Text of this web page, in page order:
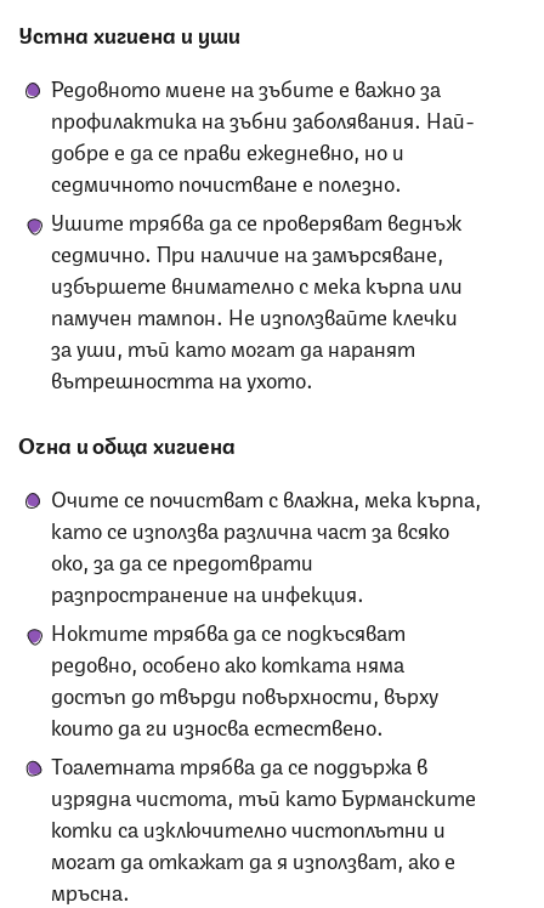
Устна хигиена и уши
Редовното миене на зъбите е важно за
профилактика на зъбни заболявания. Най-
добре е да се прави ежедневно, но и
седмичното почистване е полезно.
Ушите трябва да се проверяват веднъж
седмично. При наличие на замърсяване,
избършете внимателно с мека кърпа или
памучен тампон. Не използвайте клечки
за уши, тъй като могат да наранят
вътрешността на ухото.
Очна и обща хигиена
Очите се почистват с влажна, мека кърпа,
като се използва различна част за всяко
око, за да се предотврати
разпространение на инфекция.
Ноктите трябва да се подкъсяват
редовно, особено ако котката няма
достъп до твърди повърхности, върху
които да ги износва естествено.
Тоалетната трябва да се поддържа в
изрядна чистота, тъй като Бурманските
котки са изключително чистоплътни и
могат да откажат да я използват, ако е
мръсна.